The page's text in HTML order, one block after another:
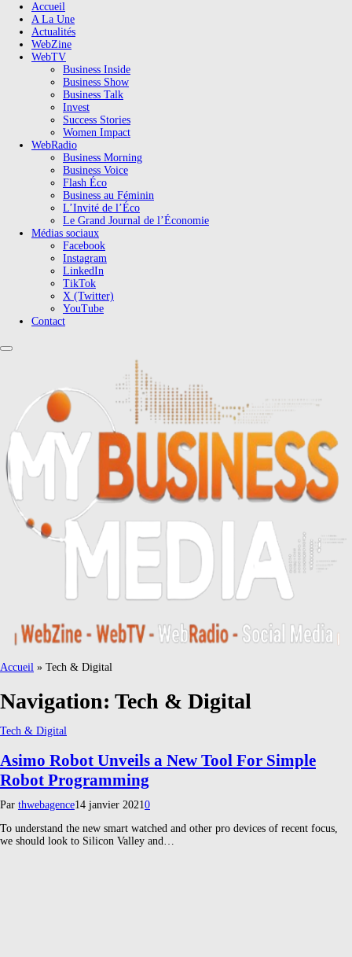
Accueil
A La Une
Actualités
WebZine
WebTV
Business Inside
Business Show
Business Talk
Invest
Success Stories
Women Impact
WebRadio
Business Morning
Business Voice
Flash Éco
Business au Féminin
L’Invité de l’Éco
Le Grand Journal de l’Économie
Médias sociaux
Facebook
Instagram
LinkedIn
TikTok
X (Twitter)
YouTube
Contact
Accueil » Tech & Digital
Navigation: Tech & Digital
Tech & Digital
Asimo Robot Unveils a New Tool For Simple
Robot Programming
Par thwebagence14 janvier 20210
To understand the new smart watched and other pro devices of recent focus,
we should look to Silicon Valley and…